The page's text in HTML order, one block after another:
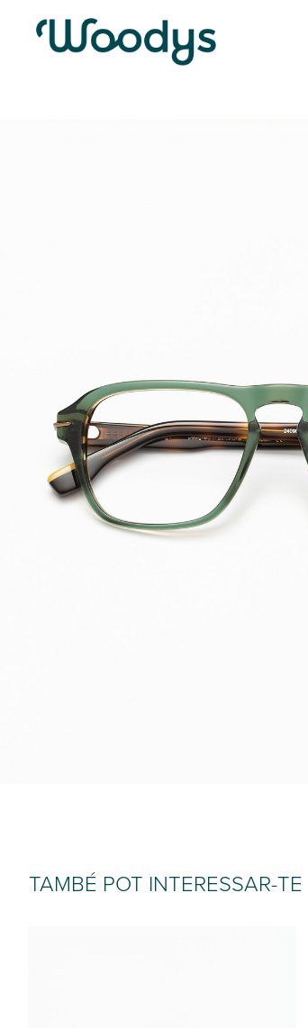
TAMBÉ POT INTERESSAR-TE